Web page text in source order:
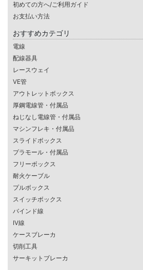
初めての方へ/ご利用ガイド
お支払い方法
おすすめカテゴリ
電線
配線器具
レースウェイ
VE管
アウトレットボックス
厚鋼電線管・付属品
ねじなし電線管・付属品
マシンフレキ・付属品
スライドボックス
プラモール・付属品
フリーボックス
耐火ケーブル
プルボックス
スイッチボックス
バインド線
IV線
ケースブレーカ
切削工具
サーキットブレーカ